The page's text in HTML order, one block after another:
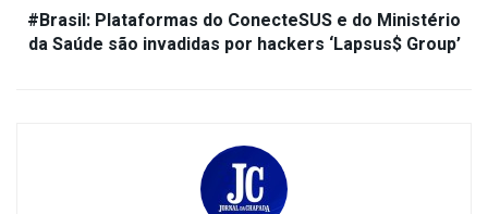
#Brasil: Plataformas do ConecteSUS e do Ministério
da Saúde são invadidas por hackers ‘Lapsus$ Group’